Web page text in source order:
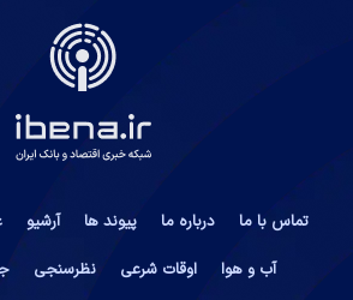
تماس با ما درباره ما پیوند ها آرشیو
آب و هوا
اوقات شرعی نظرسنجی